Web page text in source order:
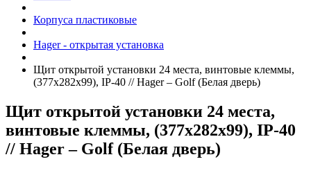
Корпуса пластиковые
Hager - открытая установка
Щит открытой установки 24 места, винтовые клеммы,
(377х282х99), IP-40 // Hager – Golf (Белая дверь)
Щит открытой установки 24 места,
винтовые клеммы, (377х282х99), IP-40
// Hager – Golf (Белая дверь)